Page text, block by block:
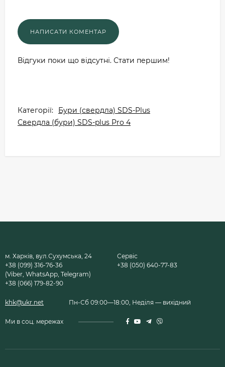
Відгуки поки що відсутні. Стати першим!
Категорії:
Бури (свердла) SDS-Plus
Свердла (бури) SDS-plus Pro 4
м. Харків, вул.Сухумська, 24
+38 (099) 316-76-36
(Viber, WhatsApp, Telegram)
+38 (066) 179-82-90
Сервіс
+38 (050) 640-77-83
khk@ukr.net Пн-Сб 09:00—18:00, Неділя — вихідний
Ми в соц. мережах